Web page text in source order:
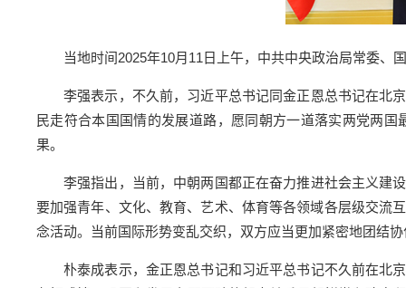
当地时间2025年10月11日上午，中共中央政治局常委
李强表示，不久前，习近平总书记同金正恩总书记在北
民走符合本国国情的发展道路，愿同朝方一道落实两党两
果。
李强指出，当前，中朝两国都正在奋力推进社会主义建
要加强青年、文化、教育、艺术、体育等各领域各层级交流
念活动。当前国际形势变乱交织，双方应当更加紧密地团结
朴泰成表示，金正恩总书记和习近平总书记不久前在北